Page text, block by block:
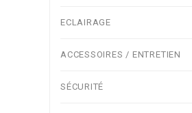
ECLAIRAGE
ACCESSOIRES / ENTRETIEN
SÉCURITÉ
Eclairage
Attelage